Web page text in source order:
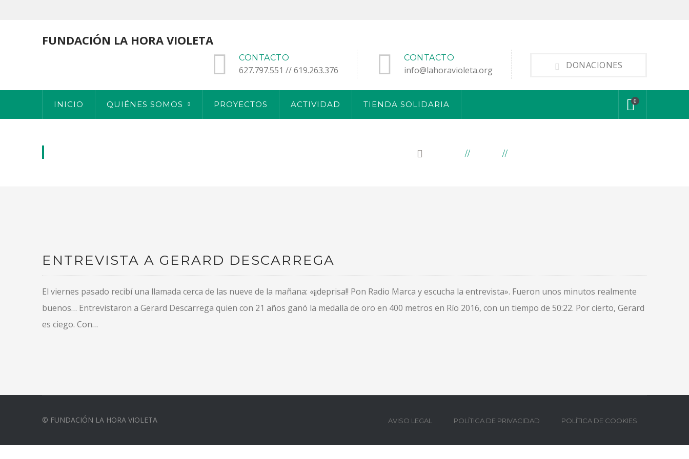
FUNDACIÓN LA HORA VIOLETA
DONACIONES
CONTACTO
627.797.551 // 619.263.376
CONTACTO
info@lahoravioleta.org
INICIO QUIÉNES SOMOS PROYECTOS ACTIVIDAD TIENDA SOLIDARIA 0
ENTREVISTA A GERARD DESCARREGA
El viernes pasado recibí una llamada cerca de las nueve de la mañana: «¡¡deprisa!! Pon Radio Marca y escucha la entrevista». Fueron unos minutos realmente
buenos… Entrevistaron a Gerard Descarrega quien con 21 años ganó la medalla de oro en 400 metros en Río 2016, con un tiempo de 50:22. Por cierto, Gerard
es ciego. Con…
© FUNDACIÓN LA HORA VIOLETA AVISO LEGAL POLÍTICA DE PRIVACIDAD POLÍTICA DE COOKIES